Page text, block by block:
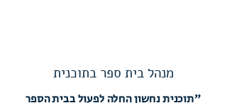
מנהל בית ספר בתוכנית
"תוכנית נחשון החלה לפעול בבית הספר